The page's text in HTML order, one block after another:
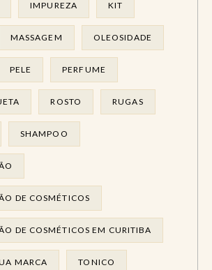
IMPUREZA KIT
MASSAGEM OLEOSIDADE
PELE PERFUME
ROSTO RUGAS
SHAMPOO
DE COSMÉTICOS
DE COSMÉTICOS EM CURITIBA
MARCA TONICO